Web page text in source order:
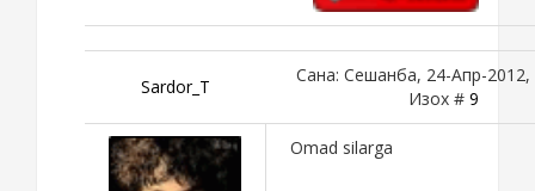
Sardor_T
Сана: Сешанба, 24-Апр-
Изох # 9
Omad silarga